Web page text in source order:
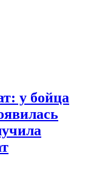
у бойца